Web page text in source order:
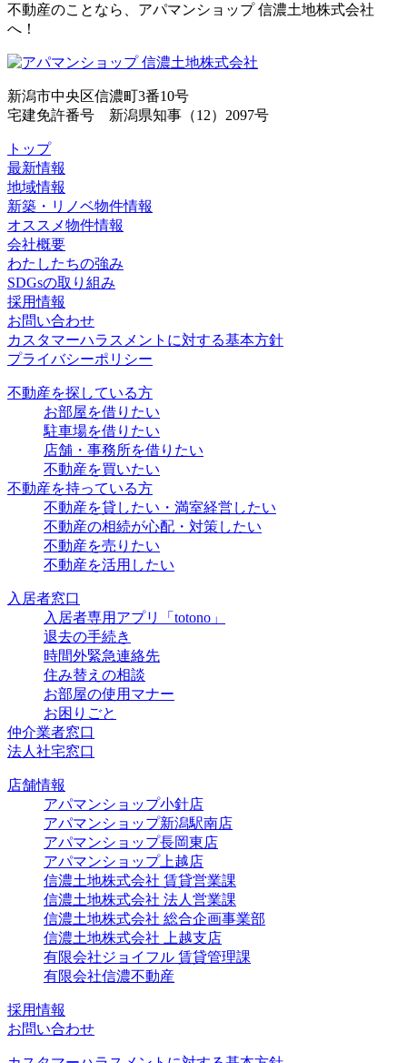
不動産のことなら、アパマンショップ 信濃土地株式会社
へ！
新潟市中央区信濃町3番10号
宅建免許番号 新潟県知事（12）2097号
トップ
最新情報
地域情報
新築・リノベ物件情報
オススメ物件情報
会社概要
わたしたちの強み
SDGsの取り組み
採用情報
お問い合わせ
カスタマーハラスメントに対する基本方針
プライバシーポリシー
不動産を探している方
お部屋を借りたい
駐車場を借りたい
店舗・事務所を借りたい
不動産を買いたい
不動産を持っている方
不動産を貸したい・満室経営したい
不動産の相続が心配・対策したい
不動産を売りたい
不動産を活用したい
入居者窓口
入居者専用アプリ「totono」
退去の手続き
時間外緊急連絡先
住み替えの相談
お部屋の使用マナー
お困りごと
仲介業者窓口
法人社宅窓口
店舗情報
アパマンショップ小針店
アパマンショップ新潟駅南店
アパマンショップ長岡東店
アパマンショップ上越店
信濃土地株式会社 賃貸営業課
信濃土地株式会社 法人営業課
信濃土地株式会社 総合企画事業部
信濃土地株式会社 上越支店
有限会社ジョイフル 賃貸管理課
有限会社信濃不動産
採用情報
お問い合わせ